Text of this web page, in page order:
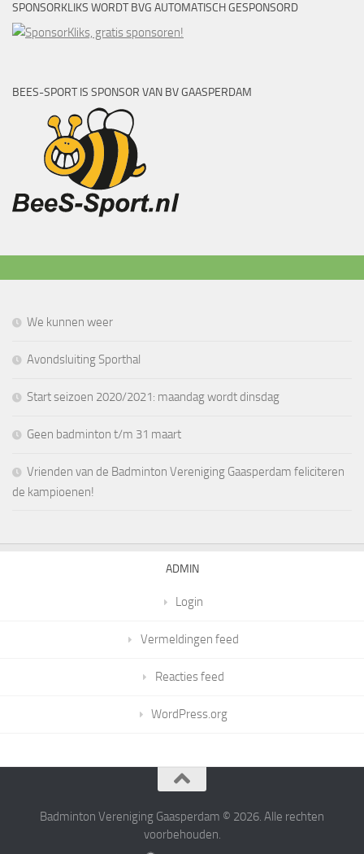
SPONSORKLIKS WORDT BVG AUTOMATISCH GESPONSORD
BEES-SPORT IS SPONSOR VAN BV GAASPERDAM
We kunnen weer
Avondsluiting Sporthal
Start seizoen 2020/2021: maandag wordt dinsdag
Geen badminton t/m 31 maart
Vrienden van de Badminton Vereniging Gaasperdam feliciteren
de kampioenen!
ADMIN
Login
Vermeldingen feed
Reacties feed
WordPress.org
Badminton Vereniging Gaasperdam © 2026. Alle rechten
voorbehouden.